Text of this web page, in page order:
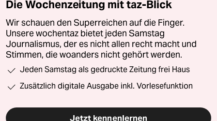
Die Wochenzeitung mit taz-Blick
Wir schauen den Superreichen auf die Finger.
Unsere wochentaz bietet jeden Samstag
Journalismus, der es nicht allen recht macht und
Stimmen, die woanders nicht gehört werden.
Jeden Samstag als gedruckte Zeitung frei Haus
Zusätzlich digitale Ausgabe inkl. Vorlesefunktion
Jetzt kennenlernen